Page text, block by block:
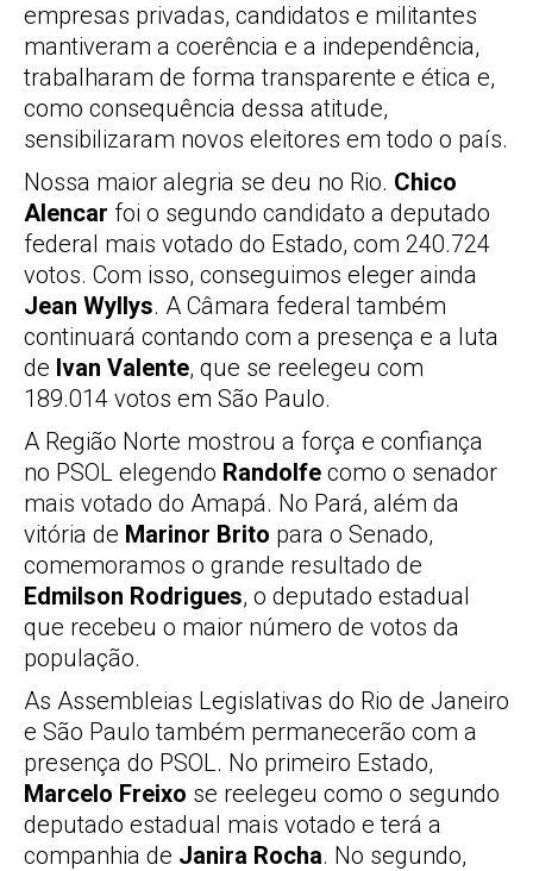
empresas privadas, candidatos e militantes
mantiveram a coerência e a independência,
trabalharam de forma transparente e ética e,
como consequência dessa atitude,
sensibilizaram novos eleitores em todo o país.
Nossa maior alegria se deu no Rio. Chico
Alencar foi o segundo candidato a deputado
federal mais votado do Estado, com 240.724
votos. Com isso, conseguimos eleger ainda
Jean Wyllys. A Câmara federal também
continuará contando com a presença e a luta
de Ivan Valente, que se reelegeu com
189.014 votos em São Paulo.
A Região Norte mostrou a força e confiança
no PSOL elegendo Randolfe como o senador
mais votado do Amapá. No Pará, além da
vitória de Marinor Brito para o Senado,
comemoramos o grande resultado de
Edmilson Rodrigues, o deputado estadual
que recebeu o maior número de votos da
população.
As Assembleias Legislativas do Rio de Janeiro
e São Paulo também permanecerão com a
presença do PSOL. No primeiro Estado,
Marcelo Freixo se reelegeu como o segundo
deputado estadual mais votado e terá a
companhia de Janira Rocha. No segundo,